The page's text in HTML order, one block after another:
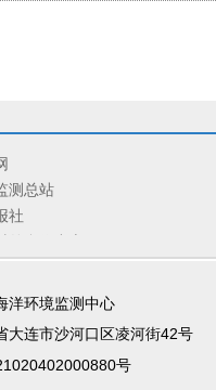
测总站
社
化学品管理技术中心
洋环境监测中心
大连市沙河口区凌河街42号
号